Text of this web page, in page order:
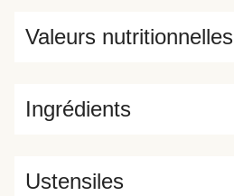
Ingrédients
Valeurs nutritionnelles
Ustensiles